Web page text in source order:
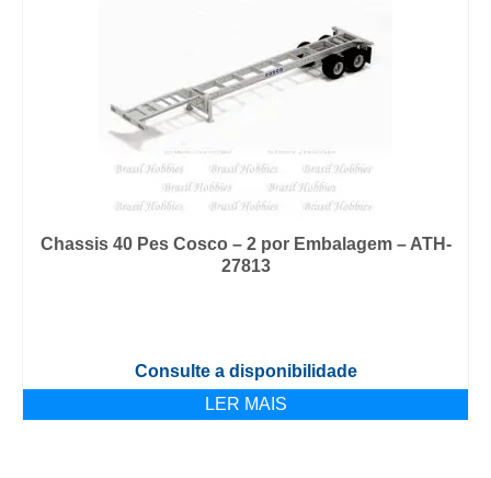
Chassis 40 Pes Cosco – 2 por Embalagem – ATH-
27813
Consulte a disponibilidade
LER MAIS